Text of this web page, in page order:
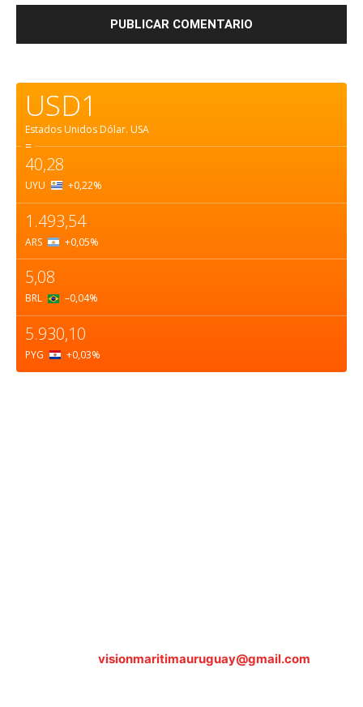
USD1
Estados Unidos Dólar. USA
=
40,28
UYU +0,22%
1.493,54
ARS +0,05%
5,08
BRL –0,04%
5.930,10
PYG +0,03%
visionmaritimauruguay@gmail.com